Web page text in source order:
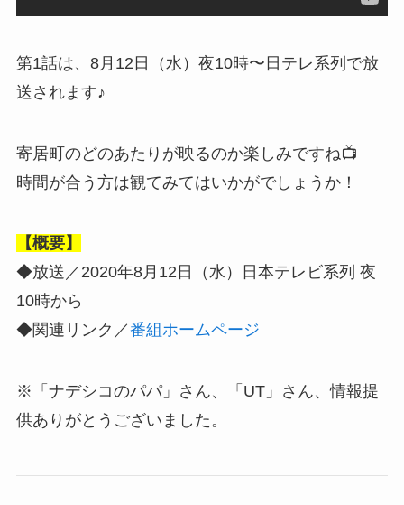
第1話は、8月12日（水）夜10時〜日テレ系列で放
送されます♪
寄居町のどのあたりが映るのか楽しみですね📺
時間が合う方は観てみてはいかがでしょうか！
【概要】
◆放送／2020年8月12日（水）日本テレビ系列 夜
10時から
◆関連リンク／番組ホームページ
※「ナデシコのパパ」さん、「UT」さん、情報提
供ありがとうございました。